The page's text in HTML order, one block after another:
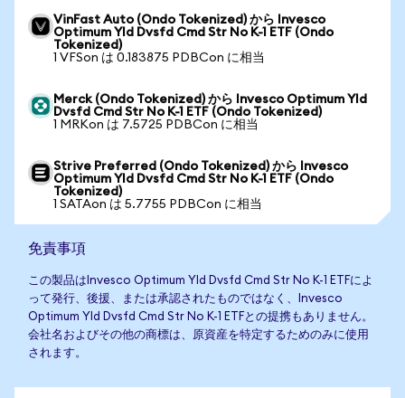
VinFast Auto (Ondo Tokenized) から Invesco
Optimum Yld Dvsfd Cmd Str No K-1 ETF (Ondo
Tokenized)
1 VFSon は 0.183875 PDBCon に相当
Merck (Ondo Tokenized) から Invesco Optimum Yld
Dvsfd Cmd Str No K-1 ETF (Ondo Tokenized)
1 MRKon は 7.5725 PDBCon に相当
Strive Preferred (Ondo Tokenized) から Invesco
Optimum Yld Dvsfd Cmd Str No K-1 ETF (Ondo
Tokenized)
1 SATAon は 5.7755 PDBCon に相当
免責事項
この製品はInvesco Optimum Yld Dvsfd Cmd Str No K-1 ETFによ
って発行、後援、または承認されたものではなく、Invesco
Optimum Yld Dvsfd Cmd Str No K-1 ETFとの提携もありません。
会社名およびその他の商標は、原資産を特定するためのみに使用
されます。